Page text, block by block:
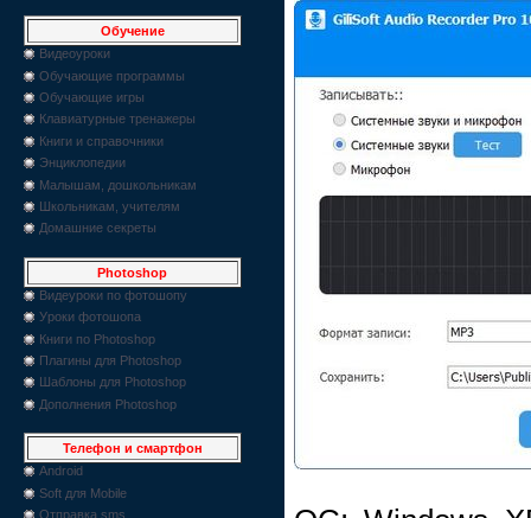
Обучение
Видеоуроки
Обучающие программы
Обучающие игры
Клавиатурные тренажеры
Книги и справочники
Энциклопедии
Малышам, дошкольникам
Школьникам, учителям
Домашние секреты
Photoshop
Видеуроки по фотошопу
Уроки фотошопа
Книги по Photoshop
Плагины для Photoshop
Шаблоны для Photoshop
Дополнения Photoshop
Телефон и смартфон
Android
Soft для Mobile
Отправка sms